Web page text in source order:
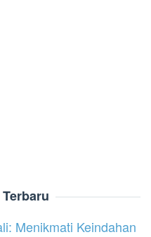
Menikmati Keindahan